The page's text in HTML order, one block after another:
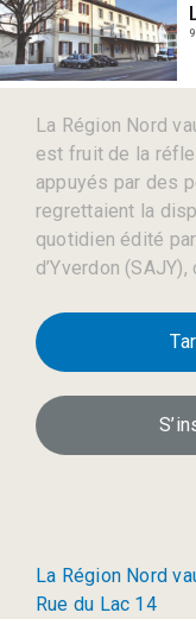
La Région Nord
est fruit de la
appuyés par des
regrettaient la
quotidien édité
d’Yverdon
La Région Nord
Rue du Lac 14